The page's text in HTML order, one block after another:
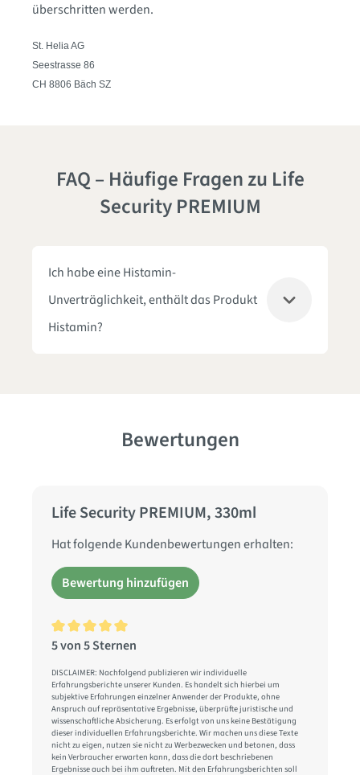
überschritten werden.
St. Helia AG
Seestrasse 86
CH 8806 Bäch SZ
FAQ – Häufige Fragen zu Life
Security PREMIUM
Ich habe eine Histamin-
Unverträglichkeit, enthält das Produkt
Histamin?
Bewertungen
Life Security PREMIUM, 330ml
Hat folgende Kundenbewertungen erhalten:
Bewertung hinzufügen
Durchschnittliche Bewertung von 5 von 5 Sternen
5 von 5 Sternen
DISCLAIMER: Nachfolgend publizieren wir individuelle
Erfahrungsberichte unserer Kunden. Es handelt sich hierbei um
subjektive Erfahrungen einzelner Anwender der Produkte, ohne
Anspruch auf repräsentative Ergebnisse, überprüfte juristische und
wissenschaftliche Absicherung. Es erfolgt von uns keine Bestätigung
dieser individuellen Erfahrungsberichte. Wir machen uns diese Texte
nicht zu eigen, nutzen sie nicht zu Werbezwecken und betonen, dass
kein Verbraucher erwarten kann, dass die dort beschriebenen
Ergebnisse auch bei ihm auftreten. Mit den Erfahrungsberichten soll